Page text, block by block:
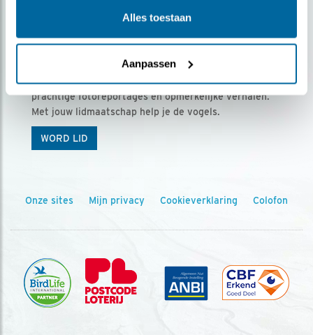
Alles toestaan
Aanpassen
Ontvang 5 x Vogels voor € 36,00 per jaar
Vogels is het tijdschrift voor onze leden, met
prachtige fotoreportages en opmerkelijke verhalen.
Met jouw lidmaatschap help je de vogels.
WORD LID
Onze sites Mijn privacy Cookieverklaring Colofon